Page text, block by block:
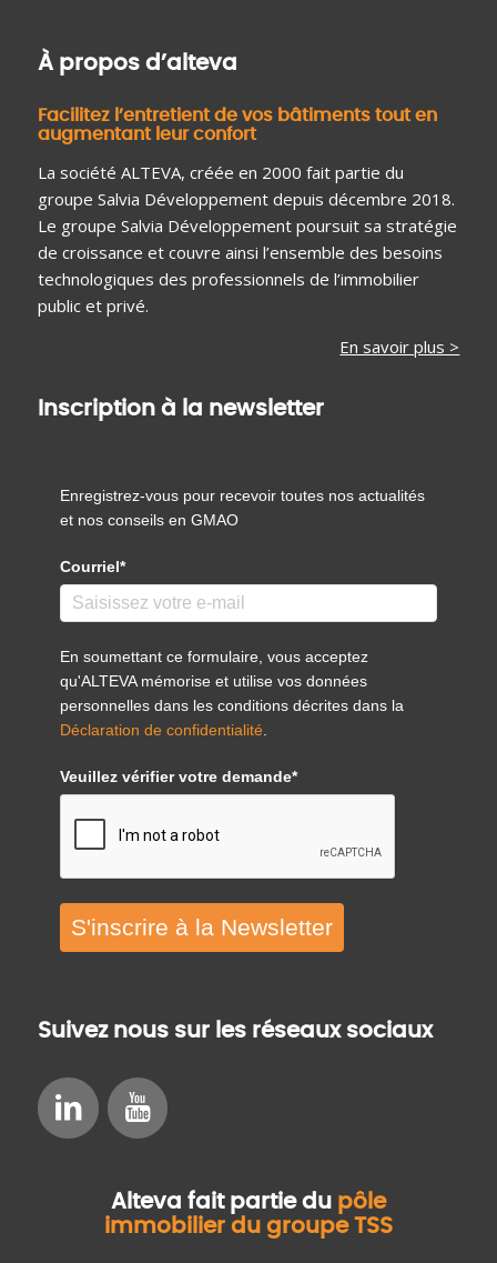
À propos d’alteva
Facilitez l’entretient de vos bâtiments tout en
augmentant leur confort
La société ALTEVA, créée en 2000 fait partie du
groupe Salvia Développement depuis décembre 2018.
Le groupe Salvia Développement poursuit sa stratégie
de croissance et couvre ainsi l’ensemble des besoins
technologiques des professionnels de l’immobilier
public et privé.
En savoir plus >
Inscription à la newsletter
Enregistrez-vous pour recevoir toutes nos actualités
et nos conseils en GMAO
Courriel*
En soumettant ce formulaire, vous acceptez
qu'ALTEVA mémorise et utilise vos données
personnelles dans les conditions décrites dans la
Déclaration de confidentialité.
Veuillez vérifier votre demande*
S'inscrire à la Newsletter
Suivez nous sur les réseaux sociaux
Alteva fait partie du pôle
immobilier du groupe TSS